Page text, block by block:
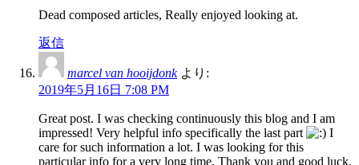
Dead composed articles, Really enjoyed looking at.
返信
marcel van hooijdonk より:
2019年5月16日 7:08 PM
Great post. I was checking continuously this blog and I am
impressed! Very helpful info specifically the last part
I
care for such information a lot. I was looking for this
particular info for a very long time. Thank you and good luck.